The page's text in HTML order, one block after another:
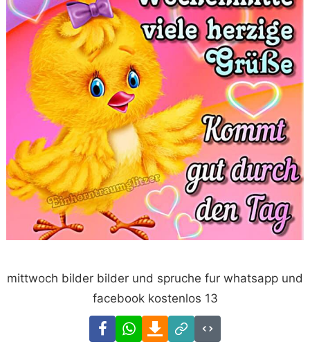
mittwoch bilder bilder und spruche fur whatsapp und
facebook kostenlos 13
FacebookWhatsAppDownload
Link
Code